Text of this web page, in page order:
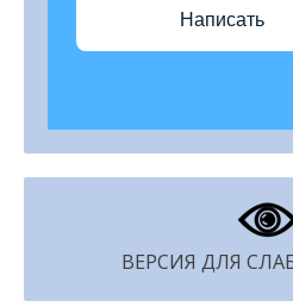
Написать
ВЕРСИЯ ДЛЯ